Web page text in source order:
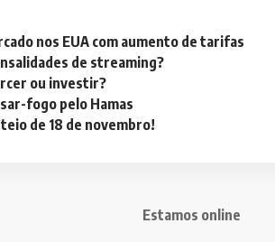
nos EUA com aumento de tarifas
de streaming?
ou investir?
fogo pelo Hamas
de 18 de novembro!
Estamos online